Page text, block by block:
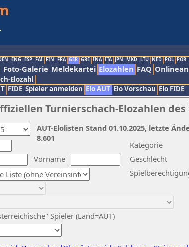
ENG ESP FAI FIN FRA GER GRE INA ITA JPN MKD LTU NED POL POR
Foto-Galerie Meldekartei Elozahlen FAQ
Elozahl
FIDE Spieler anmelden Elo AUT Elo Vorschau Elo FIDE
Turnierschach-Elozahlen des
Vorname
Kategorie
Geschlecht
Spieler (Land=AUT)
AUT-Elolisten Stand 01.10.2025, letzte
8.601